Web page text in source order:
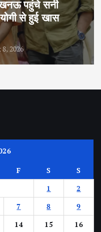
पहुंचे सनी
से हुई खास
2026
F S
S
1
2
7 8
9
14 15
16